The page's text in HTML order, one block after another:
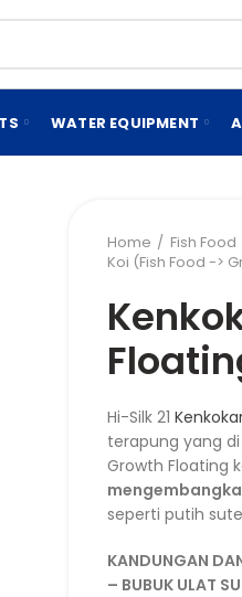
WATER EQUIPMENT
Home Fish Food
Koi (Fish Food ->
Hi-Silk 21
terapung yang
Growth Floating
seperti putih
KANDUNGAN
– BUBUK ULAT